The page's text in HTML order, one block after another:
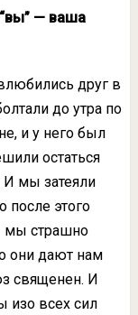
— ваша
друг в
до утра по
и у него был
остаться
И мы затеяли
после этого
мы страшно
они дают нам
священен. И
изо всех сил